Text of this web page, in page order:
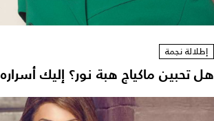
إطلالة نجمة
هل تحبين ماكياج هبة نور؟ إليك أسراره